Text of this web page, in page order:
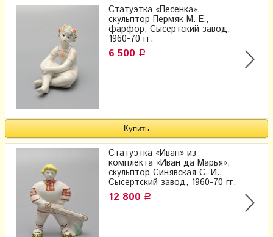
Статуэтка «Песенка»,
скульптор Пермяк М. Е.,
фарфор, Сысертский завод,
1960-70 гг.
6 500 Р
Статуэтка «Иван» из
комплекта «Иван да Марья»,
скульптор Синявская С. И.,
Сысертский завод, 1960-70 гг.
12 800 Р